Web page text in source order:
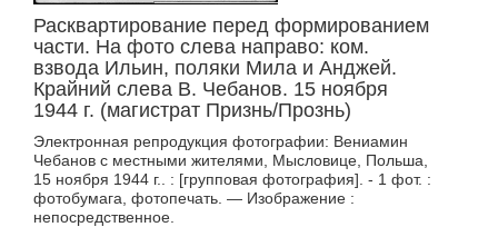
Расквартирование перед формированием
части. На фото слева направо: ком.
взвода Ильин, поляки Мила и Анджей.
Крайний слева В. Чебанов. 15 ноября
1944 г. (магистрат Признь/Прознь)
Электронная репродукция фотографии: Вениамин
Чебанов с местными жителями, Мысловице, Польша,
15 ноября 1944 г.. : [групповая фотография]. - 1 фот. :
фотобумага, фотопечать. — Изображение :
непосредственное.